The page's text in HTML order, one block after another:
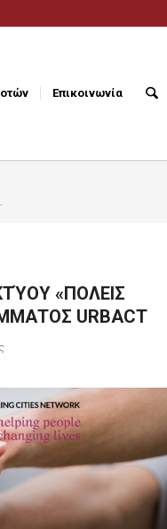
Επικοινωνία
«ΠΟΛΕΙΣ
URBACT